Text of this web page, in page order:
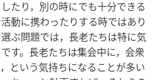
たり，別の時にでも十分できる
動に携わったりする時ではあり
ぶ問題では，長老たちは特に気
す。長老たちは集会中に，会衆
という気持ちになることが多い